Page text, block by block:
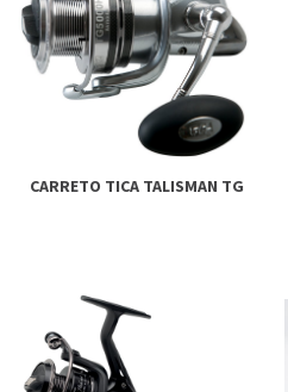
CARRETO TICA TALISMAN TG